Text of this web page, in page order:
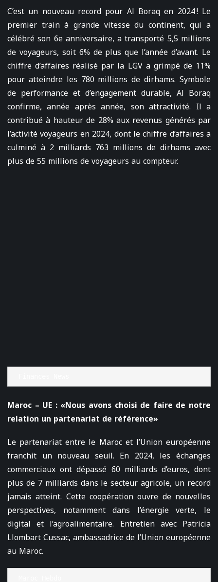
C’est un nouveau record pour Al Boraq en 2024 ! Le
premier train à grande vitesse du continent, qui a
célébré son 6e anniversaire, a transporté 5,5 millions
de voyageurs, soit 6% de plus que l’année d’avant. Le
chiffre d’affaires réalisé par la LGV a grimpé de 11%
pour atteindre les 780 millions de dirhams. Symbole
de performance et d’engagement durable, Al Boraq
confirme, année après année, son attractivité. Il a
contribué à hauteur de 28% aux revenus générés par
l’activité voyageurs en 2024, dont le chiffre d’affaires a
culminé à 2 milliards 763 millions de dirhams avec
plus de 55 millions de voyageurs au compteur.
Maroc – UE : «Nous avons choisi de faire de notre
relation un partenariat de référence»
Le partenariat entre le Maroc et l’Union européenne
franchit un nouveau seuil. En 2024, les échanges
commerciaux ont dépassé 60 milliards d’euros, dont
plus de 7 milliards dans le secteur agricole, un record
jamais atteint. Cette coopération ouvre de nouvelles
perspectives, notamment dans l’énergie verte, le
digital et l’agroalimentaire. Entretien avec Patricia
Llombart Cussac, ambassadrice de l’Union européenne
au Maroc.